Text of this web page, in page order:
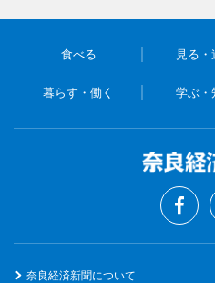
食べる 見る・
暮らす・働く 学ぶ・
奈良経済新聞について